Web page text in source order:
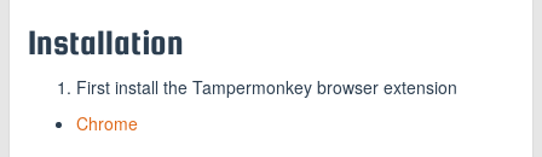
Installation
First install the Tampermonkey browser extension
Chrome